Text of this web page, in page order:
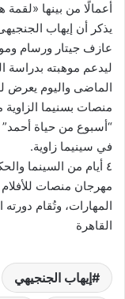
أعمالًا من بينها
يذكر أن إيهاب
عازف جيتار ورسام
ليدعم موهبته بدراسة
الماضى واليوم يعرض
منصات بسنيما الزاوية منصة 1
“أسبوع من حياة أحمد”
في سينيما زاوية.
٤ أيام من السينما والحكي، من الأصوات واللقاءات .
مهرجان منصات
القاهرة
إيهاب الجنجيهي